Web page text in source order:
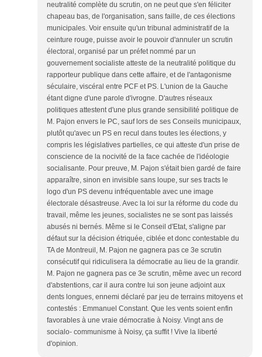
neutralité complète du scrutin, on ne peut que s'en féliciter
chapeau bas, de l'organisation, sans faille, de ces élections
municipales. Voir ensuite qu'un tribunal administratif de la
ceinture rouge, puisse avoir le pouvoir d'annuler un scrutin
électoral, organisé par un préfet nommé par un
gouvernement socialiste atteste de la neutralité politique du
rapporteur publique dans cette affaire, et de l'antagonisme
séculaire, viscéral entre PCF et PS. L'union de la Gauche
étant digne d'une parole d'ivrogne. D'autres réseaux
politiques attestent d'une plus grande sensibilité politique de
M. Pajon envers le PC, sauf lors de ses Conseils municipaux,
plutôt qu'avec un PS en recul dans toutes les élections, y
compris les législatives partielles, ce qui atteste d'un prise de
conscience de la nocivité de la face cachée de l'idéologie
socialisante. Pour preuve, M. Pajon s'était bien gardé de faire
apparaître, sinon en invisible sans loupe, sur ses tracts le
logo d'un PS devenu infréquentable avec une image
électorale désastreuse. Avec la loi sur la réforme du code du
travail, même les jeunes, socialistes ne se sont pas laissés
abusés ni bernés. Même si le Conseil d'Etat, s'aligne par
défaut sur la décision étriquée, ciblée et donc contestable du
TA de Montreuil, M. Pajon ne gagnera pas ce 3e scrutin
consécutif qui ridiculisera la démocratie au lieu de la grandir.
M. Pajon ne gagnera pas ce 3e scrutin, même avec un record
d'abstentions, car il aura contre lui son jeune adjoint aux
dents longues, ennemi déclaré par jeu de terrains mitoyens et
contestés : Emmanuel Constant. Que les vents soient enfin
favorables à une vraie démocratie à Noisy. Vingt ans de
socialo- communisme à Noisy, ça suffit ! Vive la liberté
d'opinion.